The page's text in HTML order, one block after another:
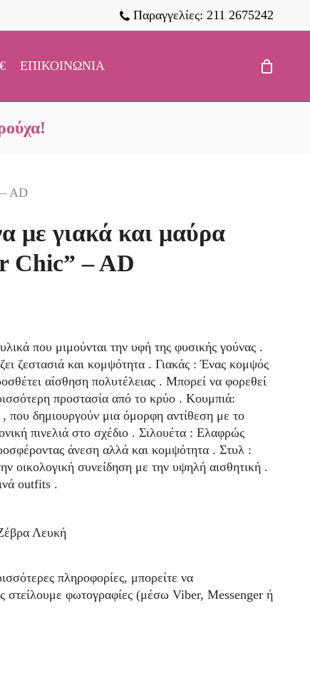
Παραγγελίες: 211 2675242
ΕΠΙΚΟΙΝΩΝΊΑ
AD
με γιακά και μαύρα
Chic” – AD
που μιμούνται την υφή της φυσικής γούνας .
ζεστασιά και κομψότητα . Γιακάς : Ένας κομψός
αίσθηση πολυτέλειας . Μπορεί να φορεθεί
προστασία από το κρύο . Κουμπιά:
δημιουργούν μια όμορφη αντίθεση με το
πινελιά στο σχέδιο . Σιλουέτα : Ελαφρώς
άνεση αλλά και κομψότητα . Στυλ :
οικολογική συνείδηση με την υψηλή αισθητική .
outfits .
Λευκή
πληροφορίες, μπορείτε να
στείλουμε φωτογραφίες (μέσω Viber, Messenger ή